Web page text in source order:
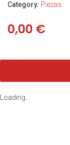
Category: Piezas
0,00 €
Loading...